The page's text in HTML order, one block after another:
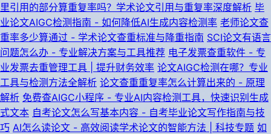
里引用的部分算重复率吗？学术论文引用与重复率深度解析 毕
业论文AIGC检测指南 - 如何降低AI生成内容检测率 老师论文查
重率多少算通过 - 学术论文查重标准与降重指南 SCI论文有语言
问题怎么办 - 专业解决方案与工具推荐 电子发票查重软件 - 专
业发票去重管理工具 | 提升财务效率 论文AIGC检测在哪？专业
工具与检测方法全解析 论文查重重复率怎么计算出来的 - 原理
解析 免费查AIGC小程序 - 专业AI内容检测工具，快速识别生成
式文本 自考论文怎么写基本内容 - 自考毕业论文写作指南与技
巧 AI怎么读论文 - 高效阅读学术论文的智能方法 | 科技专题 如